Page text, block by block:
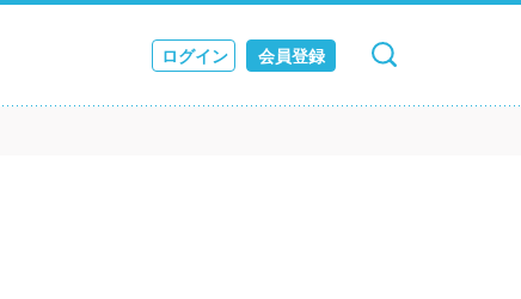
ログイン 会員登録
検索 キャンセル